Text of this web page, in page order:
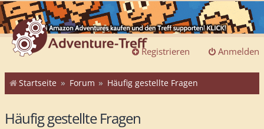
Anmelden
Registrieren
Startseite Forum Häufig gestellte Fragen
Häufig gestellte Fragen